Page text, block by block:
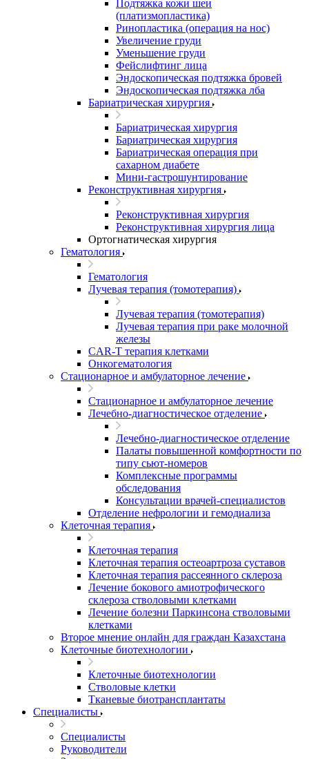
Подтяжка кожи шеи
(платизмопластика)
Ринопластика (операция на нос)
Увеличение груди
Уменьшение груди
Фейслифтинг лица
Эндоскопическая подтяжка бровей
Эндоскопическая подтяжка лба
Бариатрическая хирургия
Бариатрическая хирургия
Бариатрическая хирургия
Бариатрическая операция при
сахарном диабете
Мини-гастрошунтирование
Реконструктивная хирургия
Реконструктивная хирургия
Реконструктивная хирургия лица
Ортогнатическая хирургия
Гематология
Гематология
Лучевая терапия (томотерапия)
Лучевая терапия (томотерапия)
Лучевая терапия при раке молочной
железы
CAR-T терапия клетками
Онкогематология
Стационарное и амбулаторное лечение
Стационарное и амбулаторное лечение
Лечебно-диагностическое отделение
Лечебно-диагностическое отделение
Палаты повышенной комфортности по
типу сьют-номеров
Комплексные программы
обследования
Консультации врачей-специалистов
Отделение нефрологии и гемодиализа
Клеточная терапия
Клеточная терапия
Клеточная терапия остеоартроза суставов
Клеточная терапия рассеянного склероза
Лечение бокового амиотрофического
склероза стволовыми клетками
Лечение болезни Паркинсона стволовыми
клетками
Второе мнение онлайн для граждан Казахстана
Клеточные биотехнологии
Клеточные биотехнологии
Стволовые клетки
Тканевые биотрансплантаты
Специалисты
Специалисты
Руководители